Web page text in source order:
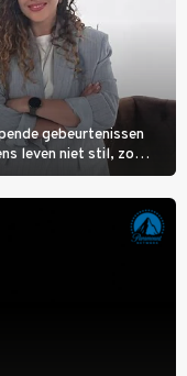
gebeurtenissen
leven niet stil, zo